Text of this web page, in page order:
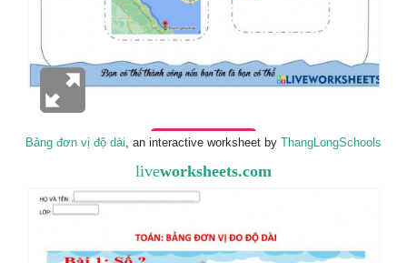
Bảng đơn vị độ dài , an interactive worksheet by ThangLongSchools
liveworksheets.com